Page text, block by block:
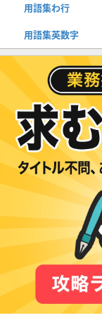
用語集わ行
用語集英数字